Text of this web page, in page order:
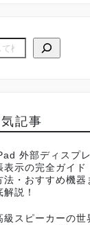
記事
外部ディスプ
表示の完全ガイド
法・おすすめ機器
解説！
級スピーカーの世